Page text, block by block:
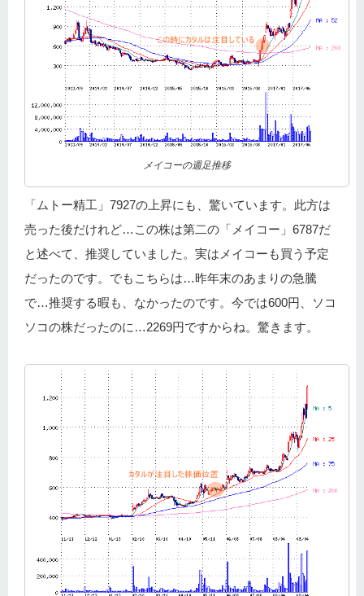
メイコーの週足推移
「ムトー精工」7927の上昇にも、驚いています。此方は
売った後だけれど…この株は第二の「メイコー」6787だ
と述べて、推奨していました。実はメイコーも買う予定
だったのです。でもこちらは…昨年末のあまりの急騰
で…推奨する暇も、なかったのです。今では600円、ソコ
ソコの株だったのに…2269円ですからね。驚きます。